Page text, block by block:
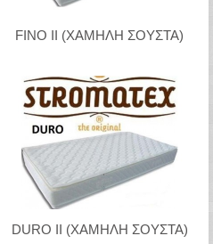
FINO II (ΧΑΜΗΛΗ ΣΟΥΣΤΑ)
DURO II (ΧΑΜΗΛΗ ΣΟΥΣΤΑ)